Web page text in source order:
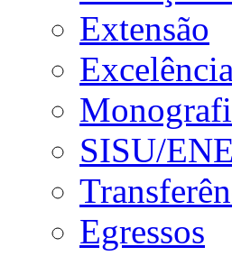
Extensão
SISU/
Egressos